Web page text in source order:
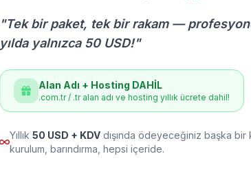
"Tek bir paket, tek bir rakam —
yılda yalnızca 50 USD!"
Alan Adı + Hosting DAHİL
.com.tr / .tr alan adı ve hosting yıllık ücrete dahil!
Yıllık 50 USD + KDV dışında ödeyeceğiniz başka
kurulum, barındırma, hepsi içeride.